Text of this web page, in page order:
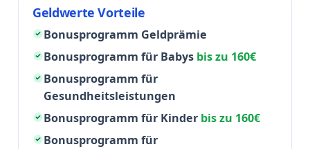
Geldwerte Vorteile
Bonusprogramm Geldprämie
Bonusprogramm für Babys bis zu 160€
Bonusprogramm für
Gesundheitsleistungen
Bonusprogramm für Kinder bis zu 160€
Bonusprogramm für